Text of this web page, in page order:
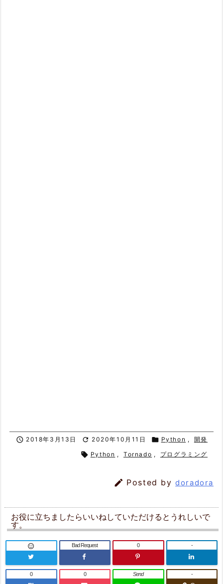
 2018年3月13日  2020年10月11日  Python , 開発
 Python , Tornado , プログラミング
 Posted bydoradora
お役に立ちましたらいいねしていただけるとうれしいで
す。
 Bad Request 0 -
0 0 Send -